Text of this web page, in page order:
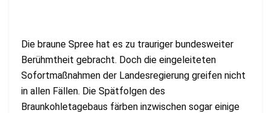
Die braune Spree hat es zu trauriger bundesweiter
Berühmtheit gebracht. Doch die eingeleiteten
Sofortmaßnahmen der Landesregierung greifen nicht
in allen Fällen. Die Spätfolgen des
Braunkohletagebaus färben inzwischen sogar einige